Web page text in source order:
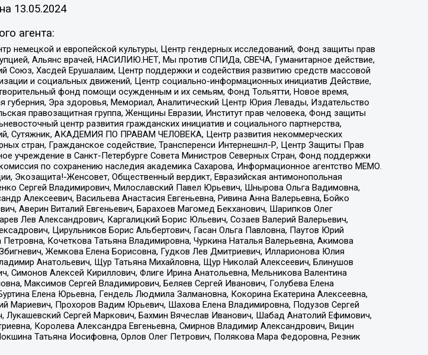
13.05.2024
агента:
немецкой и европейской культуры, Центр гендерных исследований, Фонд защиты прав
Альянс врачей, НАСИЛИЮ.НЕТ, Мы против СПИДа, СВЕЧА, Гуманитарное действие,
Союз, Хасдей Ерушалаим, Центр поддержки и содействия развитию средств массовой
и социальных движений, Центр социально-информационных инициатив Действие,
фонд помощи осужденным и их семьям, Фонд Тольятти, Новое время,
губерния, Эра здоровья, Мемориал, Аналитический Центр Юрия Левады, Издательство
правозащитная группа, Женщины Евразии, Институт прав человека, Фонд защиты
центр развития гражданских инициатив и социального партнерства,
Сутяжник, АКАДЕМИЯ ПО ПРАВАМ ЧЕЛОВЕКА, Центр развития некоммерческих
стран, Гражданское содействие, Трансперенси Интернешнл-Р, Центр Защиты Прав
учреждение в Санкт-Петербурге Совета Министров Северных Стран, Фонд поддержки
по сохранению наследия академика Сахарова, Информационное агентство МЕМО.
Экозащита!-Женсовет, Общественный вердикт, Евразийская антимонопольная
Сергей Владимирович, Милославский Павел Юрьевич, Шнырова Ольга Вадимовна,
Алексеевич, Васильева Анастасия Евгеньевна, Ривина Анна Валерьевна, Бойко
Аверин Виталий Евгеньевич, Барахоев Магомед Бекханович, Шарипков Олег
Лев Александрович, Каргалицкий Борис Юльевич, Созаев Валерий Валерьевич,
Цирульников Борис Альбертович, Гасан Ольга Павловна, Паутов Юрий
Кочеткова Татьяна Владимировна, Чуркина Наталья Валерьевна, Акимова
Жемкова Елена Борисовна, Гудков Лев Дмитриевич, Илларионова Юлия
Анатольевич, Щур Татьяна Михайловна, Щур Николай Алексеевич, Блинушов
Симонов Алексей Кириллович, Флиге Ирина Анатольевна, Мельникова Валентина
Максимов Сергей Владимирович, Беляев Сергей Иванович, Голубева Елена
Елена Юрьевна, Гендель Людмила Залмановна, Кокорина Екатерина Алексеевна,
Мариевич, Прохоров Вадим Юрьевич, Шахова Елена Владимировна, Подузов Сергей
Сергей Маркович, Бахмин Вячеслав Иванович, Шабад Анатолий Ефимович,
Королева Александра Евгеньевна, Смирнов Владимир Александрович, Вицин
Татьяна Иосифовна, Орлов Олег Петрович, Полякова Мара Федоровна, Резник